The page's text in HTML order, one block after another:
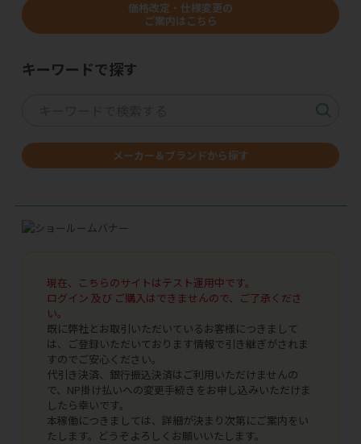
価格改定・仕様変更の
ご案内はこちら
キーワードで探す
メーカー＆ブランドから探す
現在、こちらのサイトはテスト運用中です。
ログイン 及び ご購入はできませんので、ご了承くださ
い。
既に弊社とお取引いただいているお客様につきまして
は、ご登録いただいております情報で引き継ぎがされま
すのでご安心ください。
代引き決済、銀行振込決済はご利用いただけませんの
で、NP掛け払いへの変更手続きをお申し込みいただけま
したら幸いです。
本稼働につきましては、詳細が決まり次第にご案内をい
たします。どうぞよろしくお願いいたします。